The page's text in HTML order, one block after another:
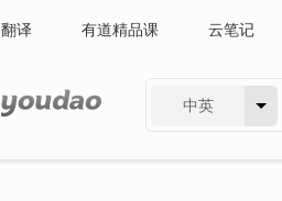
翻译 有道精品课 云笔记
中英